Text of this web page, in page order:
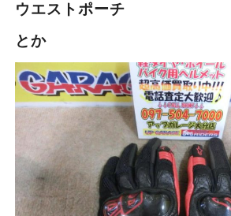
ウエストポーチ
とか